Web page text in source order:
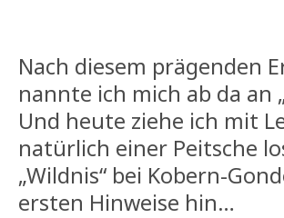
Nach diesem prägenden
nannte ich mich ab da an
Und heute ziehe ich mit
natürlich einer Peitsche
„Wildnis“ bei Kobern-
ersten Hinweise hin…